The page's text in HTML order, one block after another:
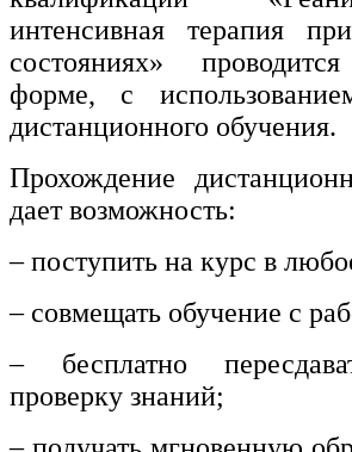
интенсивная терапия
состояниях»
форме, с
дистанционного обучения.
Прохождение
дает возможность:
– поступить на курс в
– совмещать обучение с
– бесплатно
проверку знаний;